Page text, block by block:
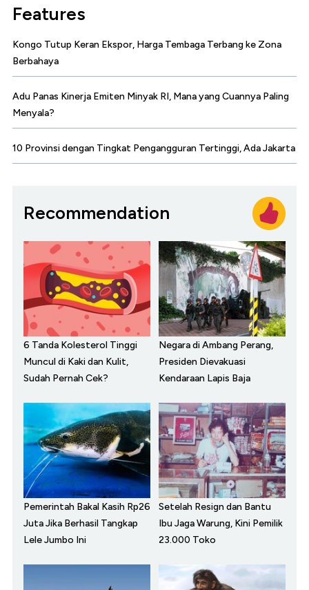
Features
Kongo Tutup Keran Ekspor, Harga Tembaga Terbang ke Zona
Berbahaya
Adu Panas Kinerja Emiten Minyak RI, Mana yang Cuannya Paling
Menyala?
10 Provinsi dengan Tingkat Pengangguran Tertinggi, Ada Jakarta
Recommendation
6 Tanda Kolesterol Tinggi
Muncul di Kaki dan Kulit,
Sudah Pernah Cek?
Negara di Ambang Perang,
Presiden Dievakuasi
Kendaraan Lapis Baja
Pemerintah Bakal Kasih Rp26
Juta Jika Berhasil Tangkap
Lele Jumbo Ini
Setelah Resign dan Bantu
Ibu Jaga Warung, Kini Pemilik
23.000 Toko